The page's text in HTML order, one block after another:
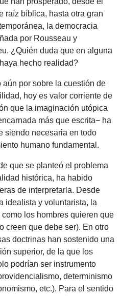
raíz bíblica, hasta otra gran
la democracia
por Rousseau y
¿Quién duda que en alguna
hecho realidad?
aún por sobre la cuestión de
hoy es valor corriente de
que la imaginación utópica
más que escrita− ha
siendo necesaria en todo
humano fundamental.
que se planteó el problema
histórica, ha habido
de interpretarla. Desde
idealista y voluntarista, la
los hombres quieren que
creen que debe ser). En otro
doctrinas han sostenido una
superior, de la que los
podrían ser instrumento
determinismo
etc.). Para el sentido